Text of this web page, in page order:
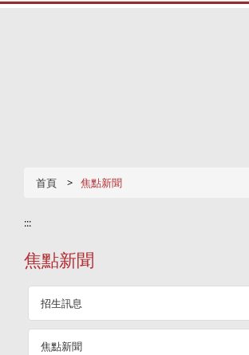
首頁 焦點新聞
:::
焦點新聞
招生訊息
焦點新聞